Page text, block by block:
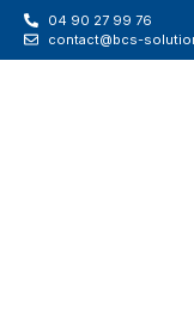
04 90 27 99 76
contact@bcs-